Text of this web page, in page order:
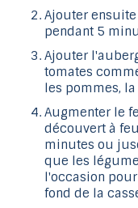
Ajouter
pendant 5
Ajouter
tomates
les pommes,
Augmenter le
découvert à
minutes ou
que les
l'occasion
fond de la